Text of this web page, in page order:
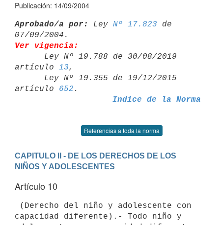
Publicación: 14/09/2004
Aprobado/a por: Ley Nº 17.823 de
Ver vigencia:
artículo 13,
artículo 652
Indice de la Norma
Referencias a toda la norma
CAPITULO II - DE LOS DERECHOS DE LOS
NIÑOS Y ADOLESCENTES
Artículo 10
capacidad diferente).- Todo niño y